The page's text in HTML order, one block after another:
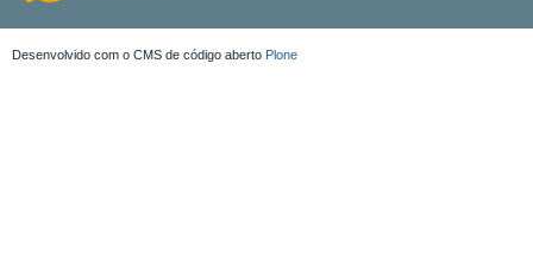
Desenvolvido com o CMS de código aberto Plone